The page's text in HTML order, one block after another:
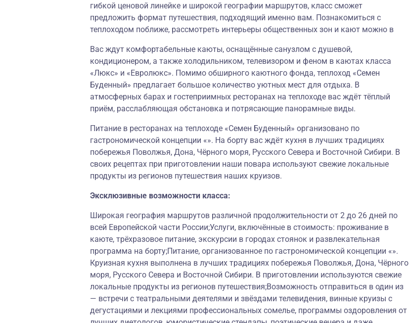
гибкой ценовой линейке и широкой географии маршрутов, класс сможет
предложить формат путешествия, подходящий именно вам. Познакомиться с
теплоходом поближе, рассмотреть интерьеры общественных зон и кают можно в
Вас ждут комфортабельные каюты, оснащённые санузлом с душевой,
кондиционером, а также холодильником, телевизором и феном в каютах класса
«Люкс» и «Евролюкс». Помимо обширного каютного фонда, теплоход «Семен
Буденный» предлагает большое количество уютных мест для отдыха. В
атмосферных барах и гостеприимных ресторанах на теплоходе вас ждёт тёплый
приём, расслабляющая обстановка и потрясающие панорамные виды.
Питание в ресторанах на теплоходе «Семен Буденный» организовано по
гастрономической концепции «». На борту вас ждёт кухня в лучших традициях
побережья Поволжья, Дона, Чёрного моря, Русского Севера и Восточной Сибири. В
своих рецептах при приготовлении наши повара используют свежие локальные
продукты из регионов путешествия наших круизов.
Эксклюзивные возможности класса:
Широкая география маршрутов различной продолжительности от 2 до 26 дней по
всей Европейской части России;Услуги, включённые в стоимость: проживание в
каюте, трёхразовое питание, экскурсии в городах стоянок и развлекательная
программа на борту;Питание, организованное по гастрономической концепции «».
Круизная кухня выполнена в лучших традициях побережья Поволжья, Дона, Чёрного
моря, Русского Севера и Восточной Сибири. В приготовлении используются свежие
локальные продукты из регионов путешествия;Возможность отправиться в один из
— встречи с театральными деятелями и звёздами телевидения, винные круизы с
дегустациями и лекциями профессиональных сомелье, программы оздоровления от